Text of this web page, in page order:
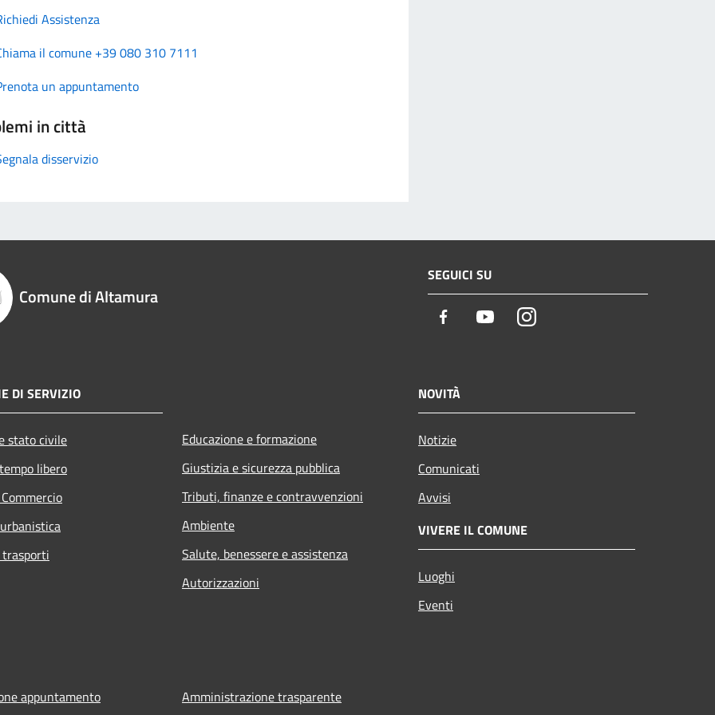
Assistenza
il comune +39 080 310 7111
un appuntamento
in città
disservizio
Comune di Altamura
SEGUICI SU
Facebook YoutubeInstagram
DI SERVIZIO
stato civile
libero
Educazione e formazione
Giustizia e sicurezza pubblica
Tributi, finanze e contravvenzioni
Ambiente
Salute, benessere e assistenza
Autorizzazioni
NOVITÀ
Notizie
Comunicati
Avvisi
VIVERE IL COMUNE
Luoghi
Eventi
appuntamento Amministrazione trasparente